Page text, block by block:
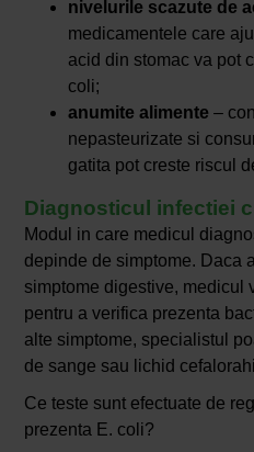
nivelurile scazute de
medicamentele care
acid din stomac va pot
coli;
anumite alimente –
nepasteurizate si
gatita pot creste riscul
Diagnosticul infectiei
Modul in care medicul
depinde de simptome. Daca
simptome digestive, medicul
pentru a verifica prezenta
alte simptome, specialistul
de sange sau lichid
Ce teste sunt efectuate de
prezenta E. coli?